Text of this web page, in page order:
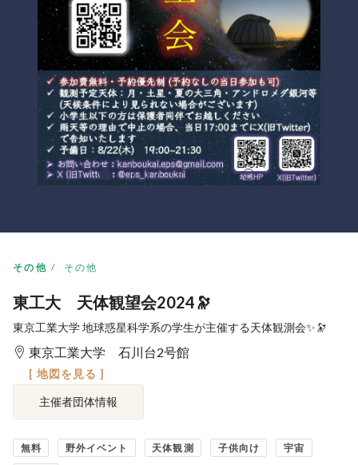
その他 その他
東工大 天体観望会2024🔭
東京工業大学 地球惑星科学系の学生が主催する天体観測会✨️🔭
東京工業大学 石川台2号館
[ 地図を見る ]
主催者団体情報
無料 野外イベント 天体観測 子供向け 宇宙